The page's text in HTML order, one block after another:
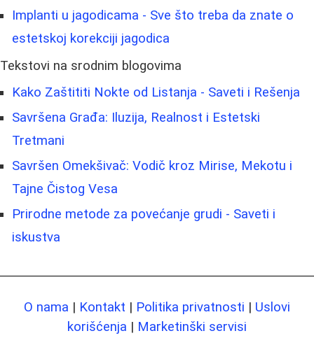
Implanti u jagodicama - Sve što treba da znate o
estetskoj korekciji jagodica
Tekstovi na srodnim blogovima
Kako Zaštititi Nokte od Listanja - Saveti i Rešenja
Savršena Građa: Iluzija, Realnost i Estetski
Tretmani
Savršen Omekšivač: Vodič kroz Mirise, Mekotu i
Tajne Čistog Vesa
Prirodne metode za povećanje grudi - Saveti i
iskustva
O nama | Kontakt | Politika privatnosti | Uslovi
korišćenja | Marketinški servisi